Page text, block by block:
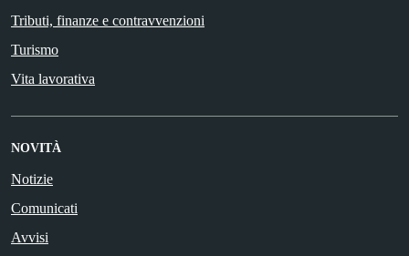
Tributi, finanze e contravvenzioni
Turismo
Vita lavorativa
NOVITÀ
Notizie
Comunicati
Avvisi